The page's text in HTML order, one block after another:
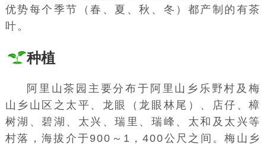
优势每个季节（春、夏、秋、冬）都产制的有茶
叶。
种植
阿里山茶园主要分布于 阿里山乡 乐野村及梅
山乡山区之太平、龙眼（龙眼林尾）、店仔、樟
树湖、碧湖、太兴、瑞里、瑞峰、太和及太兴等
村落，海拔介于900～1，400公尺之间。梅山乡